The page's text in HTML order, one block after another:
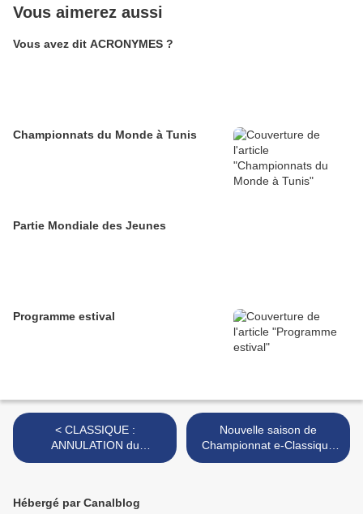
Vous aimerez aussi
Vous avez dit ACRONYMES ?
Championnats du Monde à Tunis
Partie Mondiale des Jeunes
Programme estival
< CLASSIQUE :
ANNULATION du
Championnat Régional Var-
Nouvelle saison de
Championnat e-Classique
avec CLASSIJEU
Hébergé par Canalblog